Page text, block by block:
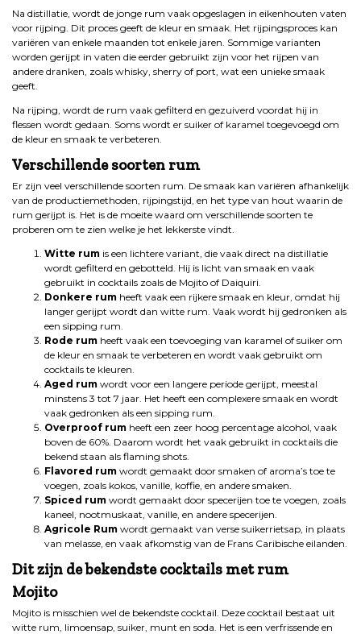
Na distillatie, wordt de jonge rum vaak opgeslagen in eikenhouten vaten
voor rijping. Dit proces geeft de kleur en smaak. Het rijpingsproces kan
variëren van enkele maanden tot enkele jaren. Sommige varianten
worden gerijpt in vaten die eerder gebruikt zijn voor het rijpen van
andere dranken, zoals whisky, sherry of port, wat een unieke smaak
geeft.
Na rijping, wordt de rum vaak gefilterd en gezuiverd voordat hij in
flessen wordt gedaan. Soms wordt er suiker of karamel toegevoegd om
de kleur en smaak te verbeteren.
Verschillende soorten rum
Er zijn veel verschillende soorten rum. De smaak kan variëren afhankelijk
van de productiemethoden, rijpingstijd, en het type van hout waarin de
rum gerijpt is. Het is de moeite waard om verschillende soorten te
proberen om te zien welke je het lekkerste vindt.
Witte rum is een lichtere variant, die vaak direct na distillatie
wordt gefilterd en gebotteld. Hij is licht van smaak en vaak
gebruikt in cocktails zoals de Mojito of Daiquiri.
Donkere rum heeft vaak een rijkere smaak en kleur, omdat hij
langer gerijpt wordt dan witte rum. Vaak wordt hij gedronken als
een sipping rum.
Rode rum heeft vaak een toevoeging van karamel of suiker om
de kleur en smaak te verbeteren en wordt vaak gebruikt om
cocktails te kleuren.
Aged rum wordt voor een langere periode gerijpt, meestal
minstens 3 tot 7 jaar. Het heeft een complexere smaak en wordt
vaak gedronken als een sipping rum.
Overproof rum heeft een zeer hoog percentage alcohol, vaak
boven de 60%. Daarom wordt het vaak gebruikt in cocktails die
bekend staan als flaming shots.
Flavored rum wordt gemaakt door smaken of aroma’s toe te
voegen, zoals kokos, vanille, koffie, en andere smaken.
Spiced rum wordt gemaakt door specerijen toe te voegen, zoals
kaneel, nootmuskaat, vanille, en andere specerijen.
Agricole Rum wordt gemaakt van verse suikerrietsap, in plaats
van melasse, en vaak afkomstig van de Frans Caribische eilanden.
Dit zijn de bekendste cocktails met rum
Mojito
Mojito is misschien wel de bekendste cocktail. Deze cocktail bestaat uit
witte rum, limoensap, suiker, munt en soda. Het is een verfrissende en